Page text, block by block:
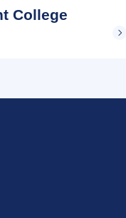
College